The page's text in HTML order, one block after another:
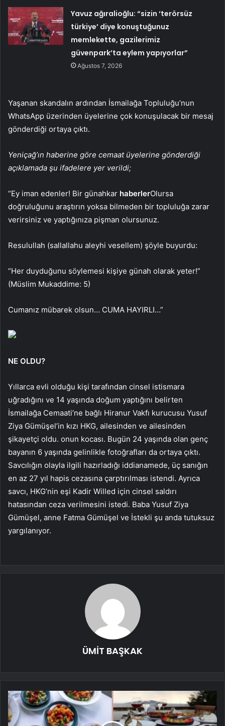
Yavuz ağıralioğlu: “sizin ‘terörsüz
türkiye’ diye konuştuğunuz
memlekette, gazilerimiz
güvenpark’ta eylem yapıyorlar”
Ağustos 7, 2026
Yaşanan skandalın ardından İsmailağa Topluluğu’nun
WhatsApp üzerinden üyelerine çok konuşulacak bir mesaj
gönderdiği ortaya çıktı.
Yeniçağ’ın haberine göre cemaat üyelerine gönderdiği
açıklamada şu ifadelere yer verildi;
“Ey iman edenler! Bir günahkar haberlerOlursa
doğruluğunu araştırın yoksa bilmeden bir topluluğa zarar
verirsiniz ve yaptığınıza pişman olursunuz.
Resulullah (sallallahu aleyhi vesellem) şöyle buyurdu:
“Her duyduğunu söylemesi kişiye günah olarak yeter!”
(Müslim Mukaddime: 5)
Cumanız mübarek olsun… CUMA HAYIRLI…”
NE OLDU?
Yıllarca evli olduğu kişi tarafından cinsel istismara
uğradığını ve 14 yaşında doğum yaptığını belirten
İsmailağa Cemaati’ne bağlı Hiranur Vakfı kurucusu Yusuf
Ziya Gümüşel’in kızı HKG, ailesinden ve ailesinden
şikayetçi oldu. onun kocası. Bugün 24 yaşında olan genç
bayanın 6 yaşında gelinlikle fotoğrafları da ortaya çıktı.
Savcılığın olayla ilgili hazırladığı iddianamede, üç sanığın
en az 27 yıl hapis cezasına çarptırılması istendi. Ayrıca
savcı, HKG’nin eşi Kadir Willed için cinsel saldırı
hatasından ceza verilmesini istedi. Baba Yusuf Ziya
Gümüşel, anne Fatma Gümüşel ve İstekli şu anda tutuksuz
yargılanıyor.
ÜMİT BAŞKAK